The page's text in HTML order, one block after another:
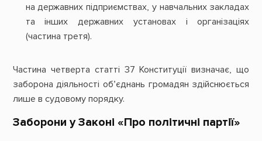
на державних підприємствах, у навчальних закладах
та інших державних установах і організаціях
(частина третя).
Частина четверта статті 37 Конституції визначає, що
заборона діяльності обʼєднань громадян здійснюється
лише в судовому порядку.
Заборони у Законі «Про політичні партії»